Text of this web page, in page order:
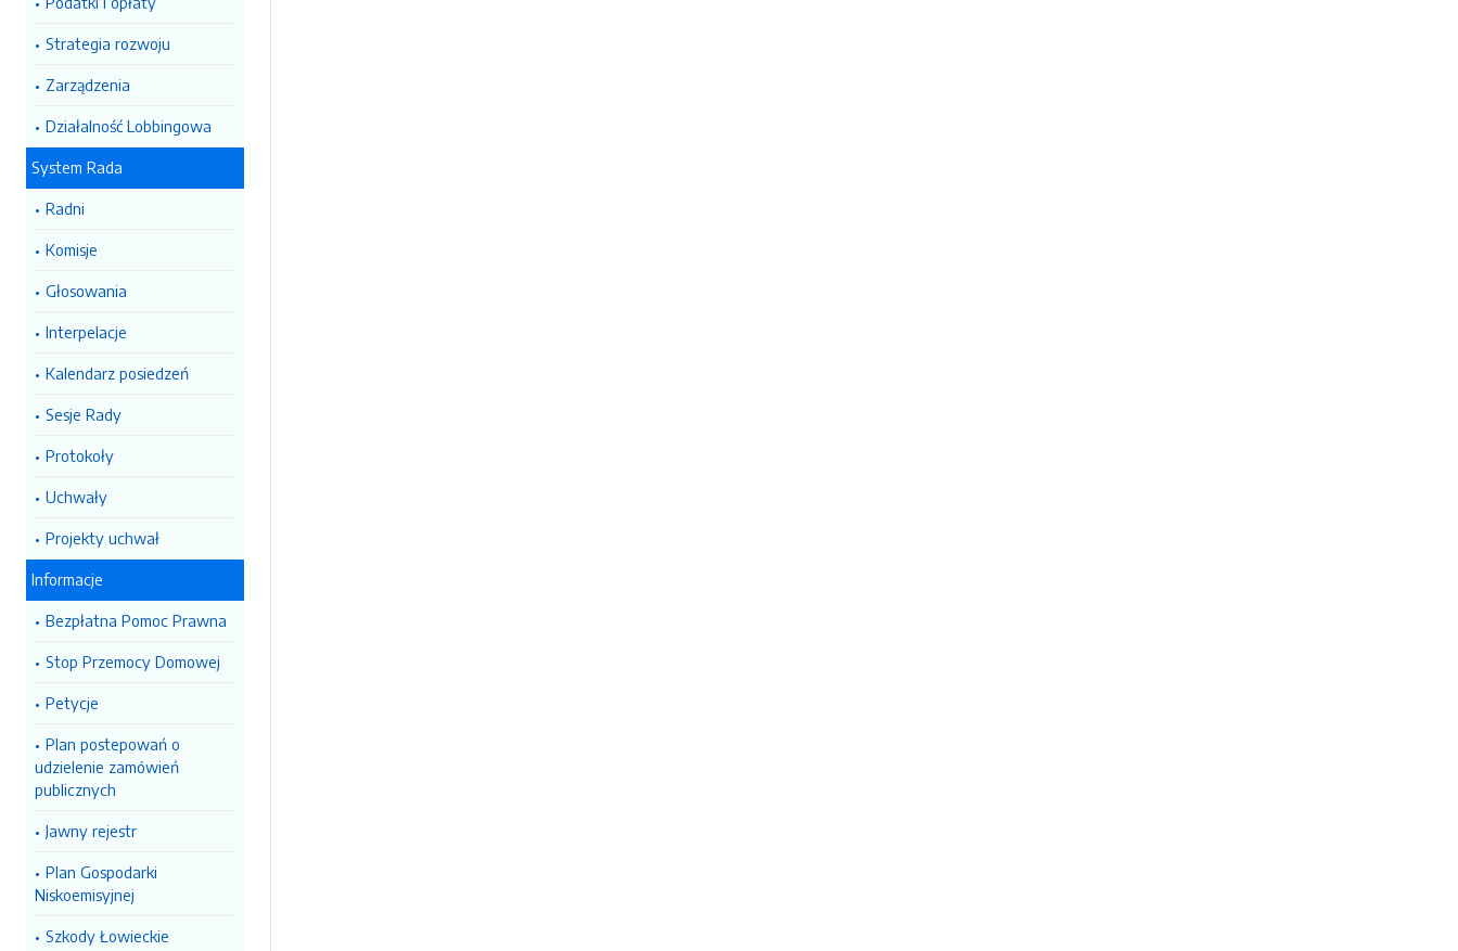
Strategia rozwoju
Zarządzenia
Działalność Lobbingowa
System Rada
Radni
Komisje
Głosowania
Interpelacje
Kalendarz posiedzeń
Sesje Rady
Protokoły
Uchwały
Projekty uchwał
Informacje
Bezpłatna Pomoc Prawna
Stop Przemocy Domowej
Petycje
Plan postepowań o
udzielenie zamówień
publicznych
Jawny rejestr
Plan Gospodarki
Niskoemisyjnej
Szkody Łowieckie